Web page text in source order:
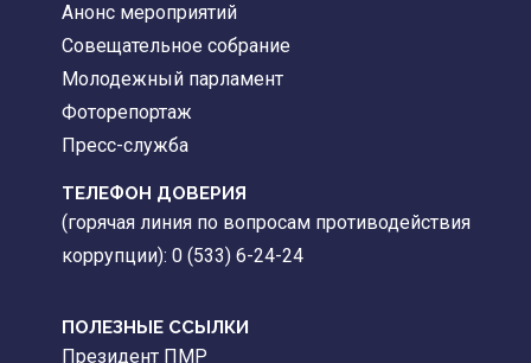
Анонс мероприятий
Совещательное собрание
Молодежный парламент
Фоторепортаж
Пресс-служба
ТЕЛЕФОН ДОВЕРИЯ
(горячая линия по вопросам противодействия
коррупции): 0 (533) 6-24-24
ПОЛЕЗНЫЕ ССЫЛКИ
Президент ПМР